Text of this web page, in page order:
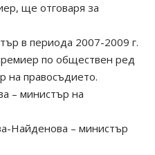
ще отговаря за
в периода 2007-2009 г.
по обществен ред
на правосъдието.
– министър на
Найденова – министър